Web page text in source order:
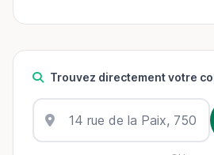
Trouvez directement votre